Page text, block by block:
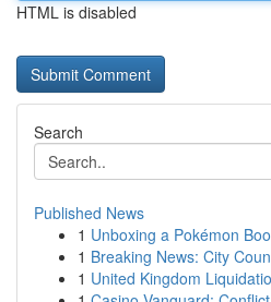
HTML is disabled
Search
Published News
1 Unboxing a Pokémon
1 Breaking News: City
1 United Kingdom